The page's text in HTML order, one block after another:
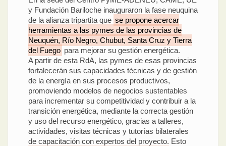
y Fundación Bariloche inauguraron la fase neuquina
de la alianza tripartita que se propone acercar
herramientas a las pymes de las provincias de
Neuquén, Río Negro, Chubut, Santa Cruz y Tierra
del Fuego para mejorar su gestión energética.
A partir de esta RdA, las pymes de esas provincias
fortalecerán sus capacidades técnicas y de gestión
de la energía en sus procesos productivos,
promoviendo modelos de negocios sustentables
para incrementar su competitividad y contribuir a la
transición energética, mediante la correcta gestión
y uso del recurso energético, gracias a talleres,
actividades, visitas técnicas y tutorías bilaterales
de capacitación con expertos del proyecto. Esto